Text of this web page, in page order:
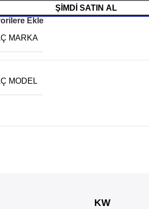
ŞIMDI SATIN AL
Ekle
MARKA
MODEL
KW